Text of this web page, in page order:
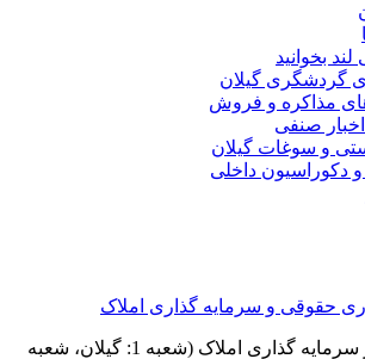
بخوانید
گردشگری گیلان
مذاکره و فروش
صنفی
و سوغات گیلان
دکوراسیون داخلی
کاسپی لند برند معتبر سرمایه گذاری املاک (شعبه 1: گیلان، شعبه